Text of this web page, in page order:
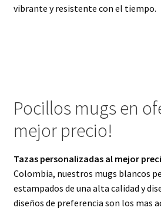
vibrante y resistente con el tiempo.
Pocillos mugs en
mejor precio!
Tazas personalizadas al mejor
Colombia, nuestros mugs blancos
estampados de una alta calidad y
diseños de preferencia son los mas